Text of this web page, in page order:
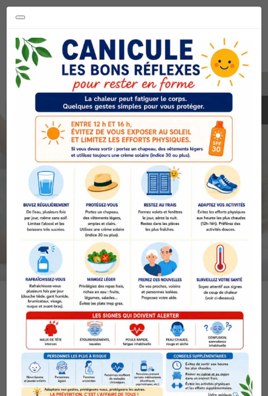
Les kinés de la maison
médicale
Faites connaissance avec
nos kinés